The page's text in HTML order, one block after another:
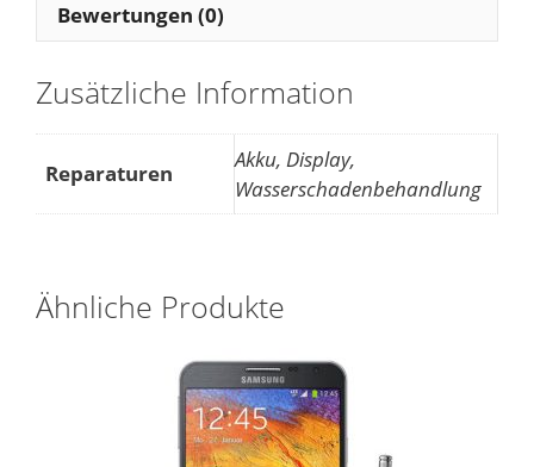
Bewertungen (0)
Zusätzliche Information
Reparaturen
Akku, Display,
Wasserschadenbehandlung
Ähnliche Produkte